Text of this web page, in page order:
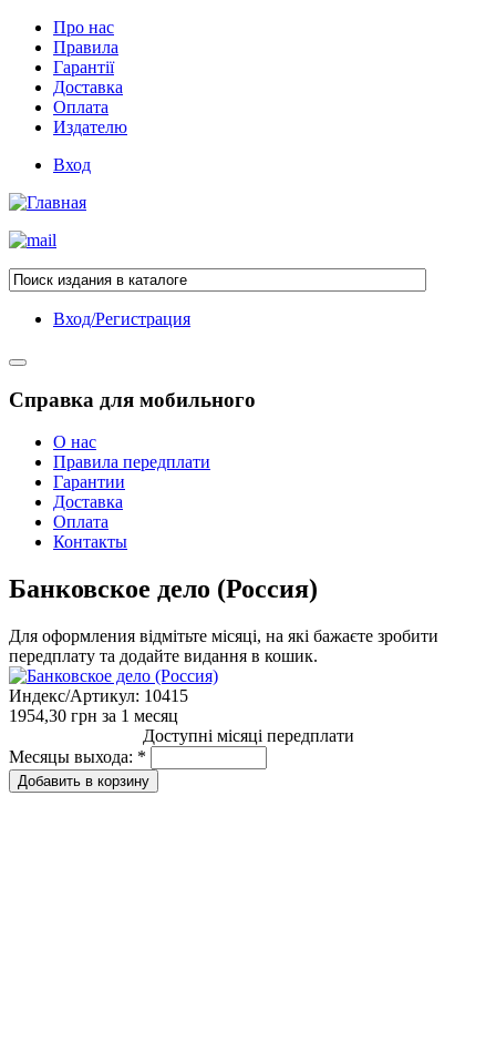
Про нас
Правила
Гарантії
Доставка
Оплата
Издателю
Вход
Вход/Регистрация
Справка для мобильного
О нас
Правила передплати
Гарантии
Доставка
Оплата
Контакты
Банковское дело (Россия)
Для оформления відмітьте місяці, на які бажаєте зробити
передплату та додайте видання в кошик.
Индекс/Артикул: 10415
1954,30 грн за 1 месяц
Доступні місяці передплати
Месяцы выхода: *